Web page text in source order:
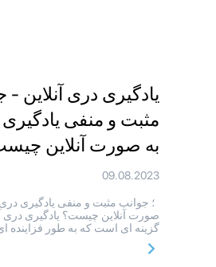
یادگیری دری آنلاین -
مثبت و منفی
به صورت آنلاین
09.08.2023
؛ جوانب مثبت و منفی یادگیری
صورت آنلاین چیست؟ یادگیری دری
گزینه ای است که به طور فزاینده